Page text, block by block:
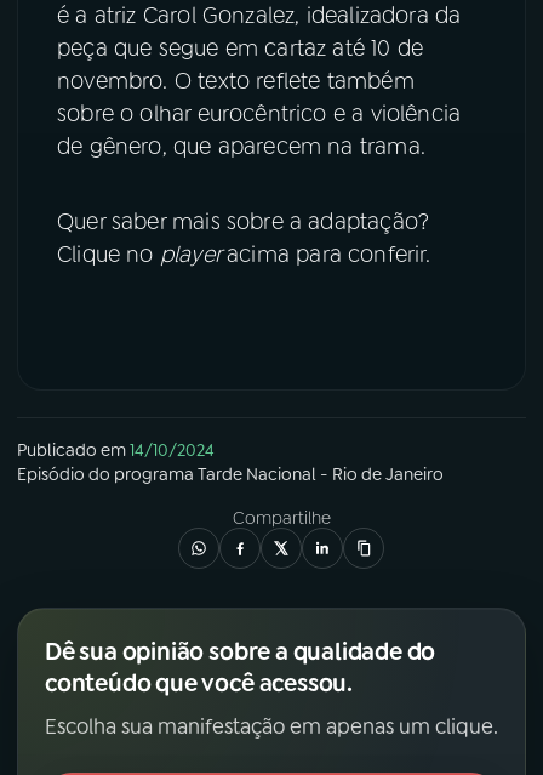
TikTok
é a atriz Carol Gonzalez, idealizadora da
peça que segue em cartaz até 10 de
novembro. O texto reflete também
sobre o olhar eurocêntrico e a violência
de gênero, que aparecem na trama.
Quer saber mais sobre a adaptação?
Clique no playeracima para conferir.
Publicado em14/10/2024
Episódio do programa Tarde Nacional - Rio de Janeiro
Compartilhe
Dê sua opinião sobre a qualidade do
conteúdo que você acessou.
Escolha sua manifestação em apenas um clique.